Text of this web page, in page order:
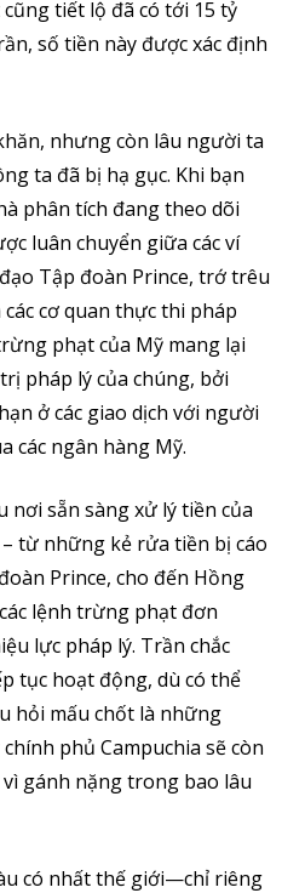
tiết lộ đã có tới 15 tỷ
số tiền này được xác định
nhưng còn lâu người ta
ta đã bị hạ gục. Khi bạn
phân tích đang theo dõi
luân chuyển giữa các ví
Tập đoàn Prince, trớ trêu
cơ quan thực thi pháp
phạt của Mỹ mang lại
pháp lý của chúng, bởi
ở các giao dịch với người
các ngân hàng Mỹ.
nơi sẵn sàng xử lý tiền của
từ những kẻ rửa tiền bị cáo
Prince, cho đến Hồng
lệnh trừng phạt đơn
lực pháp lý. Trần chắc
tục hoạt động, dù có thể
hỏi mấu chốt là những
phủ Campuchia sẽ còn
gánh nặng trong bao lâu
có nhất thế giới—chỉ riêng